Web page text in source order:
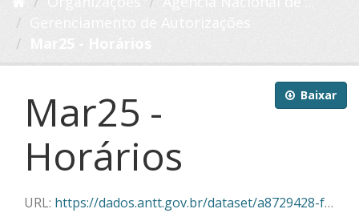
Baixar
Mar25 -
Horários
URL: https://dados.antt.gov.br/dataset/a8729428-f382-430c-abe5-6e5f85aa9a03/resource/53c880f4-0af2-46b1-884b-fa0dee8b336e/download/horarios_03_2025.csv